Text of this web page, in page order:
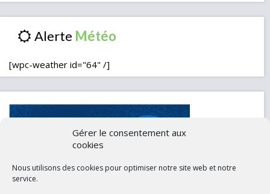
Gérer le consentement aux
cookies
Nous utilisons des cookies pour optimiser notre site web et notre
service.
Alerte
[wpc-weather id="64" /]